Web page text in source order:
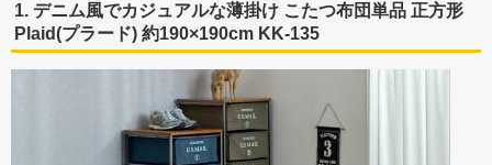
1. デニム風でカジュアルな薄掛け こたつ布団単品 正方形
Plaid(プラード) 約190×190cm KK-135